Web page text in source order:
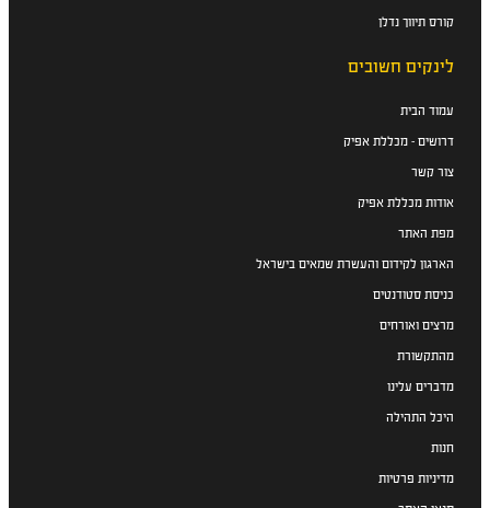
קורס תיווך נדלן
לינקים חשובים
עמוד הבית
דרושים - מכללת אפיק
צור קשר
אודות מכללת אפיק
מפת האתר
הארגון לקידום והעשרת שמאים בישראל
כניסת סטודנטים
מרצים ואורחים
מהתקשורת
מדברים עלינו
היכל התהילה
חנות
מדיניות פרטיות